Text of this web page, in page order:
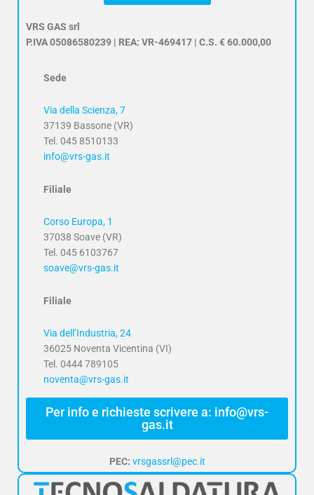
VRS GAS srl
P.IVA 05086580239 | REA: VR-469417 | C.S. € 60.000,00
Sede
Via della Scienza, 7
37139 Bassone (VR)
Tel. 045 8510133
info@vrs-gas.it
Filiale
Corso Europa, 1
37038 Soave (VR)
Tel. 045 6103767
soave@vrs-gas.it
Filiale
Via dell’Industria, 24
36025 Noventa Vicentina (VI)
Tel. 0444 789105
noventa@vrs-gas.it
Per info e richieste scrivere a: info@vrs-
gas.it
PEC: vrsgassrl@pec.it